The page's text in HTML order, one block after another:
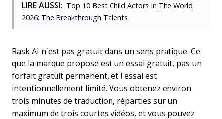
LIRE AUSSI: Top 10 Best Child Actors In The World
2026: The Breakthrough Talents
Rask AI n'est pas gratuit dans un sens pratique. Ce
que la marque propose est un essai gratuit, pas un
forfait gratuit permanent, et l'essai est
intentionnellement limité. Vous obtenez environ
trois minutes de traduction, réparties sur un
maximum de trois courtes vidéos, et vous pouvez